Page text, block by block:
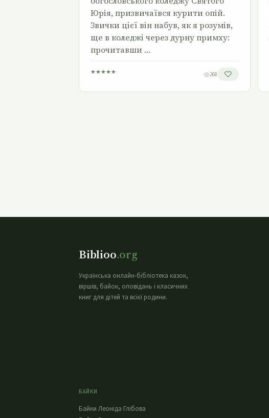
Юрія, призвичаївся курити опій.
Звички цієї він набув, як я розумів,
ще в коледжі через дурну примху:
прочитавши …
★★★★★ 268
Biblioo.org
Українська онлайн-бібліотека казок,
віршів, байок, оповідань і класичних
книг для дітей та всієї родини.
БАЙКИ
Байки Леоніда Глібова